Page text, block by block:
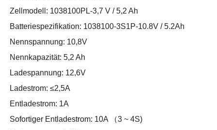
Zellmodell: 1038100PL-3,7 V / 5,2 Ah
Batteriespezifikation: 1038100-3S1P-10.8V / 5.2Ah
Nennspannung: 10,8V
Nennkapazität: 5,2 Ah
Ladespannung: 12,6V
Ladestrom: ≤2,5A
Entladestrom: 1A
Sofortiger Entladestrom: 10A （3 ~ 4S)